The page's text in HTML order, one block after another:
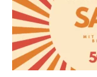
e
n
a
c